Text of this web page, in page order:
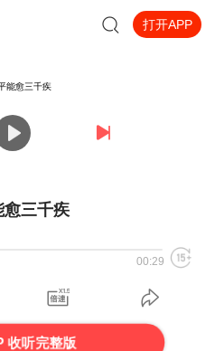
打开APP
愈三千疾
00:29
收听完整版